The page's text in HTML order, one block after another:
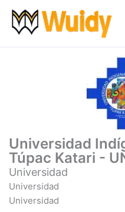
contenido
Universidad
Túpac Katari -
Universidad
Universidad
Universidad